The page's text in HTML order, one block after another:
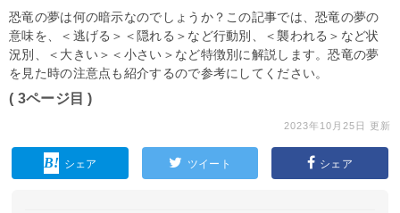
恐竜の夢は何の暗示なのでしょうか？この記事では、恐竜の夢の
意味を、＜逃げる＞＜隠れる＞など行動別、＜襲われる＞など状
況別、＜大きい＞＜小さい＞など特徴別に解説します。恐竜の夢
を見た時の注意点も紹介するので参考にしてください。
( 3ページ目 )
2023年10月25日 更新
シェア ツイート シェア